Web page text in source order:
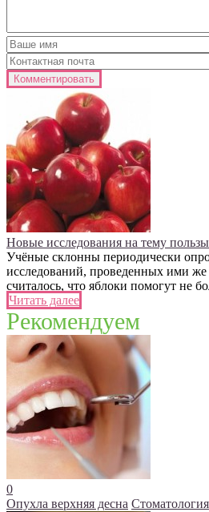
Новые исследования на тему
Учёные склонны периодически
исследований, проведенных ими же
считалось, что яблоки помогут не
Читать далее
Рекомендуем
0
Опухла верхняя десна Стоматология